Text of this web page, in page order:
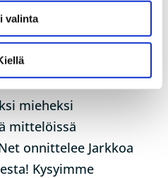
valinta
valokuituun
2023|Artikkelit,Yleinen
Mehtälä kruunattiin
mieheksi
mittelöissä
onnittelee Jarkkoa
Kysyimme